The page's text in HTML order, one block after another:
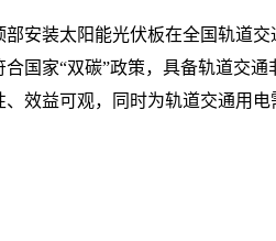
安装太阳能光伏板在全国轨道
国家“双碳”政策，具备轨道交通
效益可观，同时为轨道交通用